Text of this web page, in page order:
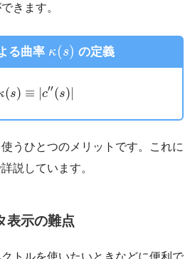
きます。
る曲率 κ(s)
(s ) の定義
(s) ≡ |c′′(s)|
κ s c ′(s |
うひとつのメリットです。これに
説しています。
表示の難点
トルを使いたいときなどに便利で